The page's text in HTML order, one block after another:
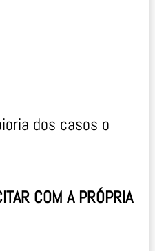
dos casos o
COM A PRÓPRIA